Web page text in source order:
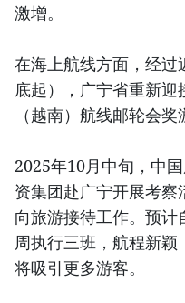
激增。
在海上航线方面，经过
底起），广宁省重新
（越南）航线邮轮会
2025年10月中旬，中
资集团赴广宁开展考
向旅游接待工作。预
周执行三班，航程新
将吸引更多游客。